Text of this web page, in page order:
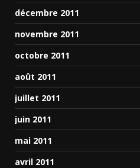
décembre 2011
novembre 2011
octobre 2011
août 2011
juillet 2011
juin 2011
mai 2011
avril 2011